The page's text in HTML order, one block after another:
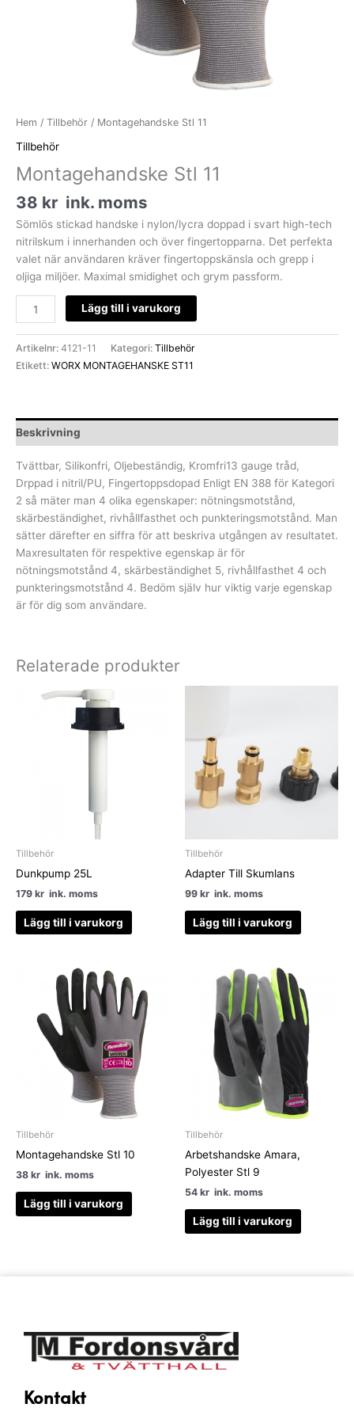
Hem / Tillbehör / Montagehandske Stl 11
Tillbehör
Montagehandske Stl 11
38 kr ink. moms
Sömlös stickad handske i nylon/lycra doppad i svart high-tech
nitrilskum i innerhanden och över fingertopparna. Det perfekta
valet när användaren kräver fingertoppskänsla och grepp i
oljiga miljöer. Maximal smidighet och grym passform.
Lägg till i varukorg
Artikelnr: 4121-11 Kategori: Tillbehör
Etikett: WORX MONTAGEHANSKE ST11
Beskrivning
Tvättbar, Silikonfri, Oljebeständig, Kromfri13 gauge tråd,
Drppad i nitril/PU, Fingertoppsdopad Enligt EN 388 för Kategori
2 så mäter man 4 olika egenskaper: nötningsmotstånd,
skärbeständighet, rivhållfasthet och punkteringsmotstånd. Man
sätter därefter en siffra för att beskriva utgången av resultatet.
Maxresultaten för respektive egenskap är för
nötningsmotstånd 4, skärbeständighet 5, rivhållfasthet 4 och
punkteringsmotstånd 4. Bedöm själv hur viktig varje egenskap
är för dig som användare.
Relaterade produkter
Tillbehör
Dunkpump 25L
179 kr ink. moms
Lägg till i varukorg
Tillbehör
Adapter Till Skumlans
99 kr ink. moms
Lägg till i varukorg
Tillbehör
Montagehandske Stl 10
38 kr ink. moms
Lägg till i varukorg
Tillbehör
Arbetshandske Amara,
Polyester Stl 9
54 kr ink. moms
Lägg till i varukorg
Kontakt